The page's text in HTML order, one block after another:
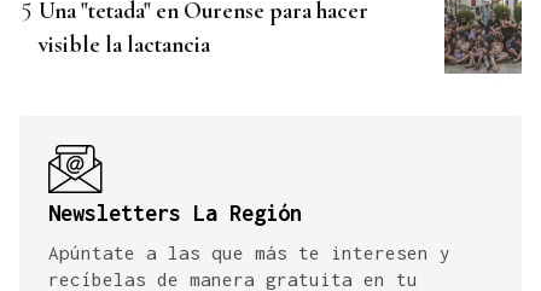
Una "tetada" en Ourense para hacer
visible la lactancia
Newsletters La Región
Apúntate a las que más te interesen y
recíbelas de manera gratuita en tu